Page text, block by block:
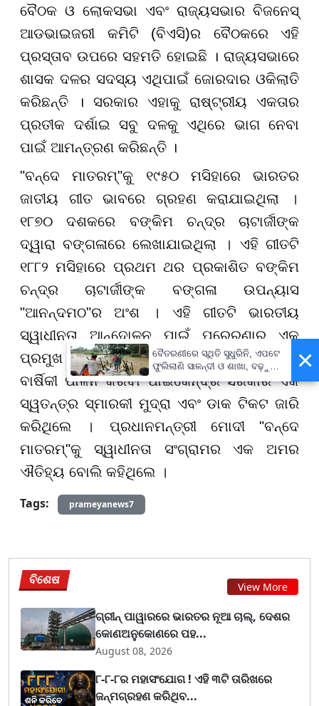
ବୈଠକ ଓ ଲୋକସଭା ଏବଂ ରାଜ୍ୟସଭାର ବିଜନେସ୍
ଆଡଭାଇଜରୀ କମିଟି (ବିଏସି)ର ବୈଠକରେ ଏହି
ପ୍ରସ୍ତାବ ଉପରେ ସହମତି ହୋଇଛି । ରାଜ୍ୟସଭାରେ
ଶାସକ ଦଳର ସଦସ୍ୟ ଏଥିପାଇଁ ଜୋରଦାର ଓକିଲାତି
କରିଛନ୍ତି । ସରକାର ଏହାକୁ ରାଷ୍ଟ୍ରୀୟ ଏକତାର
ପ୍ରତୀକ ଦର୍ଶାଇ ସବୁ ଦଳକୁ ଏଥିରେ ଭାଗ ନେବା
ପାଇଁ ଆମନ୍ତ୍ରଣ କରିଛନ୍ତି ।
"ବନ୍ଦେ ମାତରମ୍"କୁ ୧୯୫୦ ମସିହାରେ ଭାରତର
ଜାତୀୟ ଗୀତ ଭାବରେ ଗ୍ରହଣ କରାଯାଇଥିଲା
।
୧୮୭୦ ଦଶକରେ ବଙ୍କିମ ଚନ୍ଦ୍ର ଚାଟାର୍ଜୀଙ୍କ
ଦ୍ୱାରା ବଙ୍ଗଳାରେ ଲେଖାଯାଇଥିଲା
। ଏହି ଗୀତଟି
୧୮୮୨ ମସିହାରେ ପ୍ରଥମ ଥର ପ୍ରକାଶିତ ବଙ୍କିମ
ଚନ୍ଦ୍ର ଚାଟାର୍ଜୀଙ୍କ ବଙ୍ଗଳା ଉପନ୍ୟାସ
"ଆନନ୍ଦମଠ"ର ଅଂଶ
।ଏହି ଗୀତଟି ଭାରତୀୟ
ସ୍ୱାଧୀନତା ଆନ୍ଦୋଳନ ପାଇଁ ପ୍ରେରଣାର ଏକ
ପ୍ରମୁଖ ଉତ୍ସ ପାଲଟିଥିଲା।ଗୀତ ରଚନାର ୧୫୦ତମ
ବାର୍ଷିକୀ ପାଳନ କରିବା ପାଇଁକେନ୍ଦ୍ର ସରକାର ଏକ
ସ୍ୱତନ୍ତ୍ର ସ୍ମାରକୀ ମୁଦ୍ରା ଏବଂ ଡାକ ଟିକଟ ଜାରି
କରିଥିଲେ
। ପ୍ରଧାନମନ୍ତ୍ରୀ ମୋଦୀ "ବନ୍ଦେ
ମାତରମ୍"କୁ ସ୍ୱାଧୀନତା ସଂଗ୍ରାମର ଏକ ଅମର
ଐତିହ୍ୟ ବୋଲି କହିଥିଲେ
।
Tags:
prameyanews7
ବିଶେଷ View More
ଗ୍ରୀନ୍ ପାୱାରରେ ଭାରତର ନୂଆ ଚାଲ୍, ଦେଶର
କୋଣଅନୁକୋଣରେ ପହ...
August 08, 2026
୮-୮-୮ର ମହାସଂଯୋଗ ! ଏହି ୩ଟି ତାରିଖରେ
ଜନ୍ମଗ୍ରହଣ କରିଥିବ...
×
ବୈତରଣୀରେ ସ୍ଥିତି ସୁଧୁରିନି, ଏପଟେ
ଫୁଲିଲାଣି ସାଳନ୍ଦୀ ଓ ଶାଖା, ବଢ଼ୁଛି